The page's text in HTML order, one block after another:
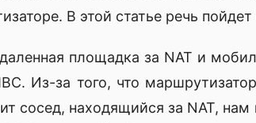
В этой статье речь
площадка за NAT и
Из-за того, что
сосед, находящийся за NAT,